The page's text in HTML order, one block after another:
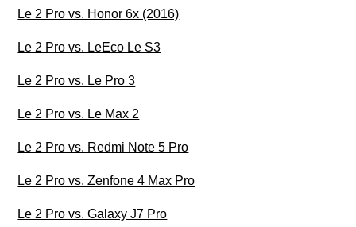
Le 2 Pro vs. Honor 6x (2016)
Le 2 Pro vs. LeEco Le S3
Le 2 Pro vs. Le Pro 3
Le 2 Pro vs. Le Max 2
Le 2 Pro vs. Redmi Note 5 Pro
Le 2 Pro vs. Zenfone 4 Max Pro
Le 2 Pro vs. Galaxy J7 Pro